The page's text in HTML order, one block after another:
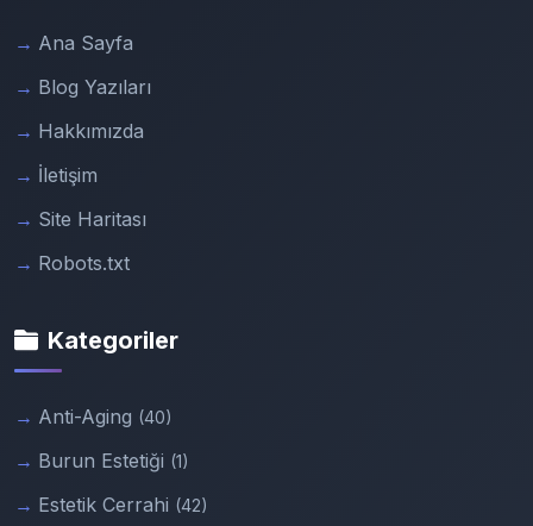
Ana Sayfa
Blog Yazıları
Hakkımızda
İletişim
Site Haritası
Robots.txt
Kategoriler
Anti-Aging (40)
Burun Estetiği (1)
Estetik Cerrahi (42)